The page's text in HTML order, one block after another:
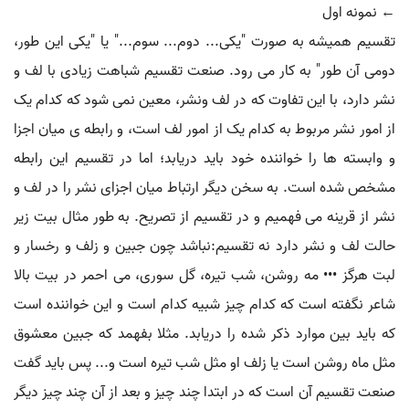
← نمونه اول
تقسیم همیشه به صورت "یکی... دوم... سوم..." یا "یکی این طور،
دومی آن طور" به کار می رود. صنعت تقسیم شباهت زیادی با لف و
نشر دارد، با این تفاوت که در لف ونشر، معین نمی شود که کدام یک
از امور نشر مربوط به کدام یک از امور لف است، و رابطه ی میان اجزا
و وابسته ها را خواننده خود باید دریابد؛ اما در تقسیم این رابطه
مشخص شده است. به سخن دیگر ارتباط میان اجزای نشر را در لف و
نشر از قرینه می فهمیم و در تقسیم از تصریح. به طور مثال بیت زیر
حالت لف و نشر دارد نه تقسیم:نباشد چون جبین و زلف و رخسار و
لبت هرگز ••• مه روشن، شب تیره، گل سوری، می احمر در بیت بالا
شاعر نگفته است که کدام چیز شبیه کدام است و این خواننده است
که باید بین موارد ذکر شده را دریابد. مثلا بفهمد که جبین معشوق
مثل ماه روشن است یا زلف او مثل شب تیره است و... پس باید گفت
صنعت تقسیم آن است که در ابتدا چند چیز و بعد از آن چند چیز دیگر